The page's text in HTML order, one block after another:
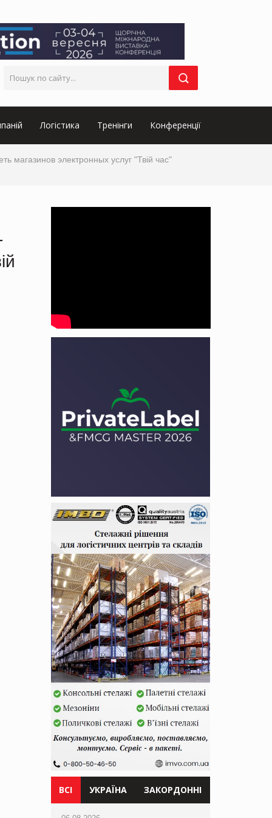
Логістика Тренінги Конференції
электронных услуг "Твій час"
ВСІ УКРАЇНА ЗАКОРДОННІ